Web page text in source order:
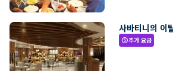
사바티니의 이
paid추가 요금